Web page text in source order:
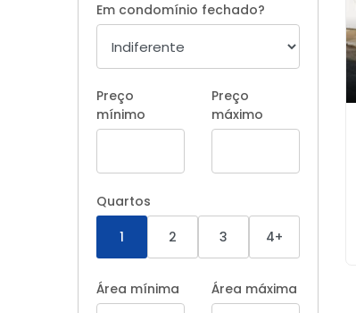
Em condomínio fechado?
Preço
mínimo
Preço
máximo
Quartos
1
2 3 4+
Área mínima Área máxima